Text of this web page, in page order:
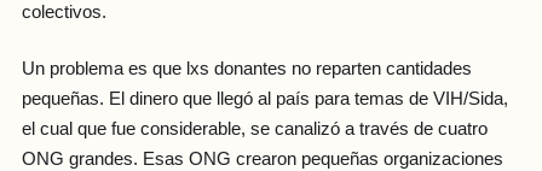
colectivos.
Un problema es que lxs donantes no reparten cantidades
pequeñas. El dinero que llegó al país para temas de VIH/Sida,
el cual que fue considerable, se canalizó a través de cuatro
ONG grandes. Esas ONG crearon pequeñas organizaciones